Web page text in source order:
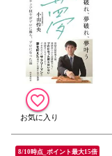
8/10時点_ポイント最大15倍